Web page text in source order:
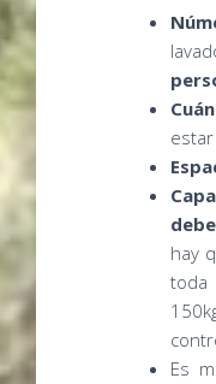
hay
toda
Es